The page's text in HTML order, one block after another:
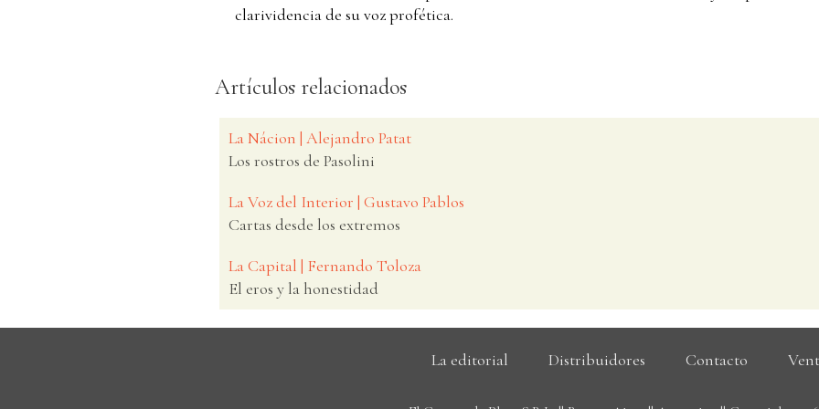
clarividencia de su voz profética.
Artículos relacionados
La Nácion | Alejandro Patat
Los rostros de Pasolini
La Voz del Interior | Gustavo Pablos
Cartas desde los extremos
La Capital | Fernando Toloza
El eros y la honestidad
La editorial Distribuidores Contacto